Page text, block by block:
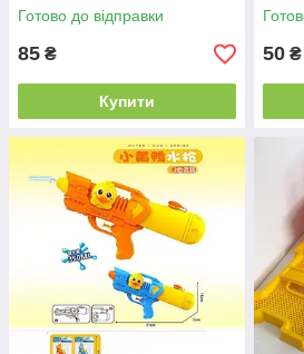
Готово до відправки
85 ₴
Купити
50 ₴